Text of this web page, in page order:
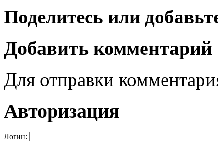
Поделитесь или
Добавить комментарий
Для отправки
Авторизация
Логин: